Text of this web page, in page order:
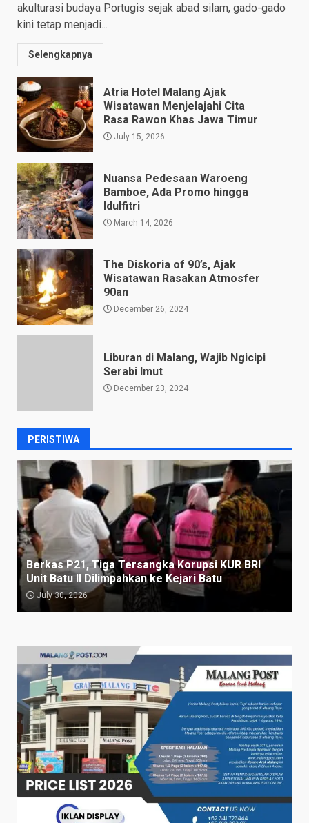
akulturasi budaya Portugis sejak abad silam, gado-gado
kini tetap menjadi...
Selengkapnya
Atria Hotel Malang Ajak
Wisatawan Menjelajahi Cita
Rasa Rawon Khas Jawa Timur
July 15, 2026
Nuansa Pedesaan Waroeng
Bamboe, Ada Promo hingga
Idulfitri
March 14, 2026
The Diskoria of 90’s, Ajak
Wisatawan Rasakan Atmosfer
90an
December 26, 2024
Liburan di Malang, Wajib Ngicipi
Serabi Imut
December 23, 2024
PERISTIWA
Berkas P21, Tiga Tersangka Korupsi KUR BRI
Unit Batu II Dilimpahkan ke Kejari Batu
July 30, 2026